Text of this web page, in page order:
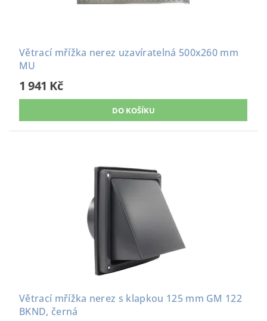
Větrací mřížka nerez uzavíratelná 500x260 mm
MU
1 941 Kč
Větrací mřížka nerez s klapkou 125 mm GM 122
BKND, černá